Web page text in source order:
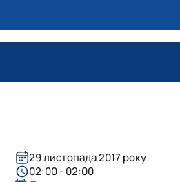
29 листопада 2017 року
02:00 - 02:00